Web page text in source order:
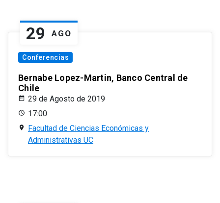
29 AGO
Conferencias
Bernabe Lopez-Martin, Banco Central de
Chile
29 de Agosto de 2019
17:00
Facultad de Ciencias Económicas y
Administrativas UC